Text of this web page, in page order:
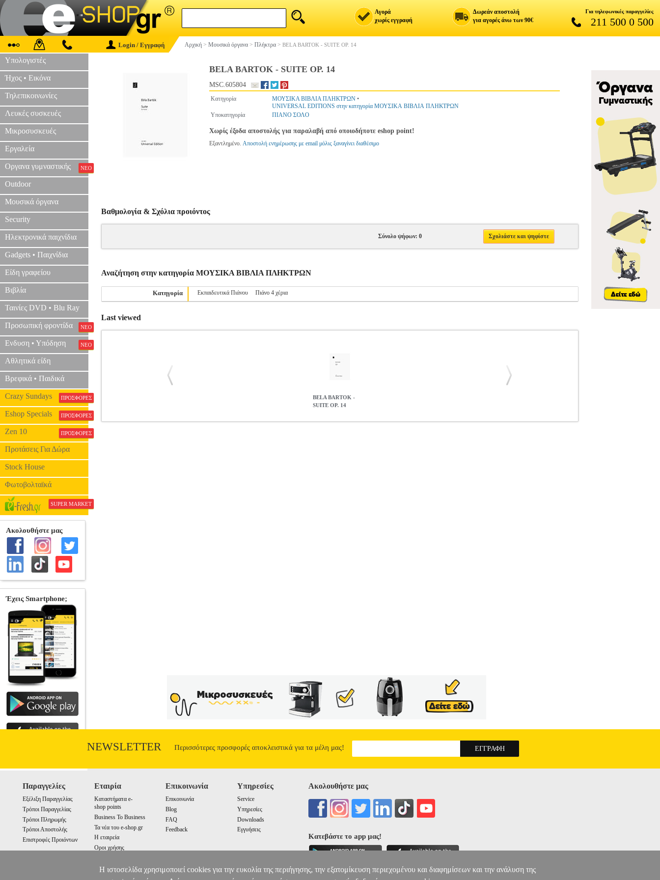
Αγορά
χωρίς εγγραφή
Δωρεάν αποστολή
για αγορές άνω των 90€
Για τηλεφωνικές παραγγελίες
211 500 0 500
Login / Εγγραφή Αρχική > Μουσικά όργανα > Πλήκτρα > BELA BARTOK - SUITE OP. 14
Υπολογιστές
Ήχος • Εικόνα
Τηλεπικοινωνίες
Λευκές συσκευές
Μικροσυσκευές
Εργαλεία
Οργανα γυμναστικής ΝΕΟ
Outdoor
Μουσικά όργανα
Security
Ηλεκτρονικά παιχνίδια
Gadgets • Παιχνίδια
Είδη γραφείου
Βιβλία
Ταινίες DVD • Blu Ray
Προσωπική φροντίδα ΝΕΟ
Ενδυση • Υπόδηση ΝΕΟ
Αθλητικά είδη
Βρεφικά • Παιδικά
Crazy Sundays ΠΡΟΣΦΟΡΕΣ
Eshop Specials ΠΡΟΣΦΟΡΕΣ
Zen 10 ΠΡΟΣΦΟΡΕΣ
Προτάσεις Για Δώρα
Stock House
Φωτοβολταϊκά
SUPER MARKET
BELA BARTOK - SUITE OP. 14
MSC.605804
Κατηγορία ΜΟΥΣΙΚΑ ΒΙΒΛΙΑ ΠΛΗΚΤΡΩΝ •
UNIVERSAL EDITIONS στην κατηγορία ΜΟΥΣΙΚΑ ΒΙΒΛΙΑ ΠΛΗΚΤΡΩΝ
Υποκατηγορία
ΠΙΑΝΟ ΣΟΛΟ
Χωρίς έξοδα αποστολής για παραλαβή από οποιοδήποτε eshop point!
Εξαντλημένο. Αποστολή ενημέρωσης με email μόλις ξαναγίνει διαθέσιμο
Βαθμολογία & Σχόλια προιόντος
Σύνολο ψήφων: 0 Σχολιάστε και ψηφίστε
Αναζήτηση στην κατηγορία ΜΟΥΣΙΚΑ ΒΙΒΛΙΑ ΠΛΗΚΤΡΩΝ
Κατηγορία Εκπαιδευτικά Πιάνου Πιάνο 4 χέρια
Last viewed
BELA BARTOK -
SUITE OP. 14
NEWSLETTER Περισσότερες προσφορές αποκλειστικά για τα μέλη μας!
Παραγγελίες
Εξέλιξη Παραγγελίας
Τρόποι Παραγγελίας
Τρόποι Πληρωμής
Τρόποι Αποστολής
Επιστροφές Προιόντων
Εταιρία
Καταστήματα e-
shop points
Business To Business
Τα νέα του e-shop.gr
Η εταιρεία
Οροι χρήσης
Επικοινωνία
Επικοινωνία
Blog
FAQ
Feedback
Υπηρεσίες
Service
Υπηρεσίες
Downloads
Εγγυήσεις
Ακολουθήστε μας
Κατεβάστε το app μας!
Η ιστοσελίδα χρησιμοποιεί cookies για την ευκολία της περιήγησης, την εξατομίκευση περιεχομένου και διαφημίσεων και την ανάλυση της